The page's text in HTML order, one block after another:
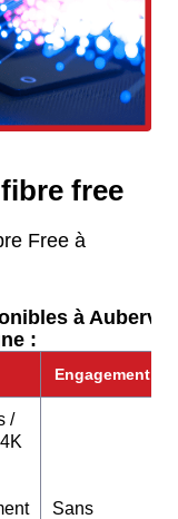
free
Free à
à
:
Engagement
/
Sans